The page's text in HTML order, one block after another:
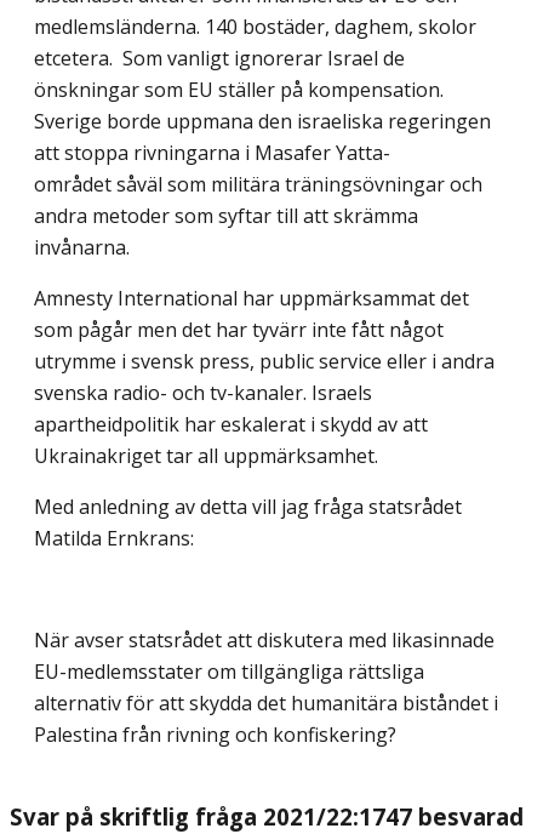
medlemsländerna. 140 bostäder, daghem, skolor
etcetera. Som vanligt ignorerar Israel de
önskningar som EU ställer på kompensation.
Sverige borde uppmana den israeliska regeringen
att stoppa rivningarna i Masafer Yatta-
området såväl som militära träningsövningar och
andra metoder som syftar till att skrämma
invånarna.
Amnesty International har uppmärksammat det
som pågår men det har tyvärr inte fått något
utrymme i svensk press, public service eller i andra
svenska radio- och tv-kanaler. Israels
apartheidpolitik har eskalerat i skydd av att
Ukrainakriget tar all uppmärksamhet.
Med anledning av detta vill jag fråga statsrådet
Matilda Ernkrans:
När avser statsrådet att diskutera med likasinnade
EU-medlemsstater om tillgängliga rättsliga
alternativ för att skydda det humanitära biståndet i
Palestina från rivning och konfiskering?
Svar på skriftlig fråga 2021/22:1747 besvarad